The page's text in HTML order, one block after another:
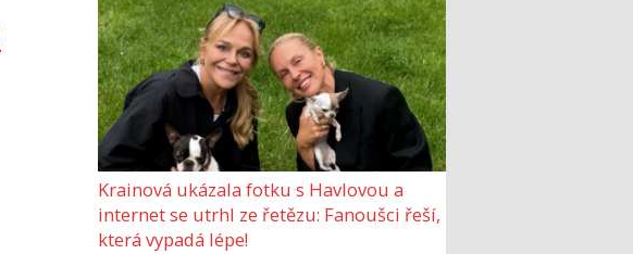
Krainová ukázala fotku s Havlovou a
internet se utrhl ze řetězu: Fanoušci řeší,
která vypadá lépe!